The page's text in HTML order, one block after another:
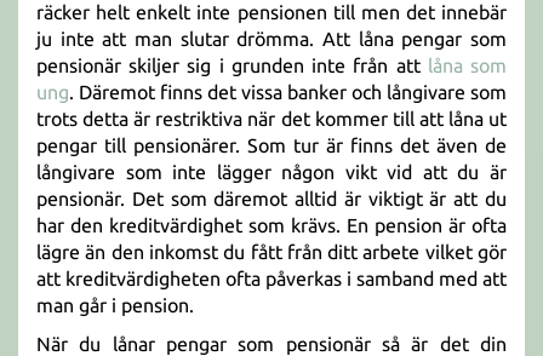
räcker helt enkelt inte pensionen till men det innebär
ju inte att man slutar drömma. Att låna pengar som
pensionär skiljer sig i grunden inte från att låna som
ung. Däremot finns det vissa banker och långivare som
trots detta är restriktiva när det kommer till att låna ut
pengar till pensionärer. Som tur är finns det även de
långivare som inte lägger någon vikt vid att du är
pensionär. Det som däremot alltid är viktigt är att du
har den kreditvärdighet som krävs. En pension är ofta
lägre än den inkomst du fått från ditt arbete vilket gör
att kreditvärdigheten ofta påverkas i samband med att
man går i pension.
När du lånar pengar som pensionär så är det din